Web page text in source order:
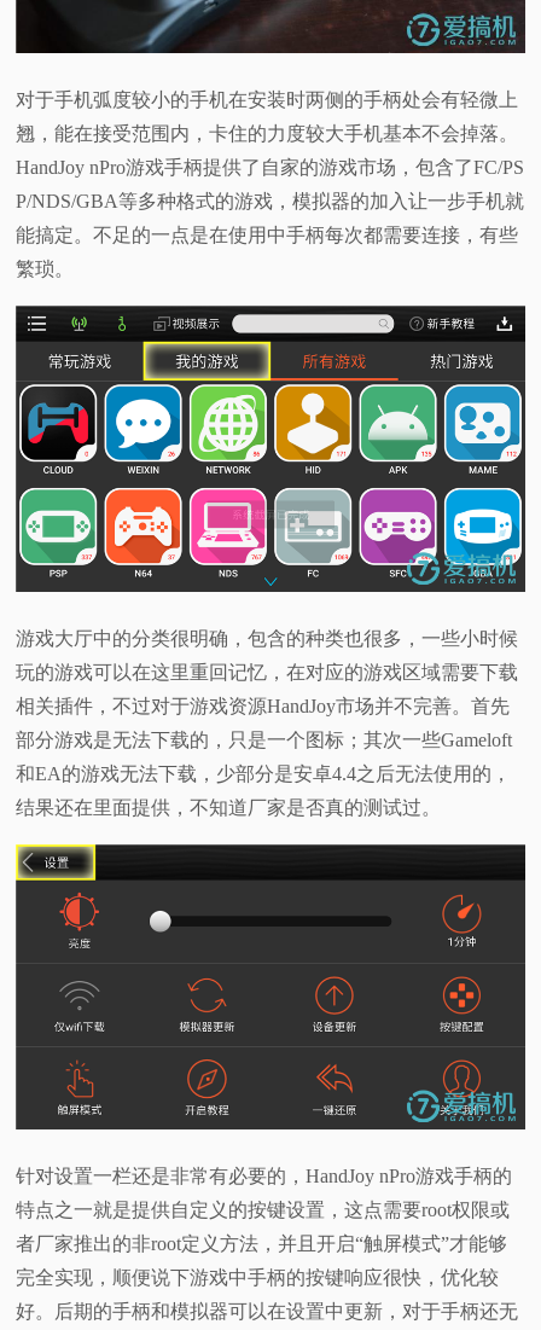
对于手机弧度较小的手机在安装时两侧的手柄处会有轻微上
翘，能在接受范围内，卡住的力度较大手机基本不会掉落。
HandJoy nPro游戏手柄提供了自家的游戏市场，包含了FC/PS
P/NDS/GBA等多种格式的游戏，模拟器的加入让一步手机就
能搞定。不足的一点是在使用中手柄每次都需要连接，有些
繁琐。
游戏大厅中的分类很明确，包含的种类也很多，一些小时候
玩的游戏可以在这里重回记忆，在对应的游戏区域需要下载
相关插件，不过对于游戏资源HandJoy市场并不完善。首先
部分游戏是无法下载的，只是一个图标；其次一些Gameloft
和EA的游戏无法下载，少部分是安卓4.4之后无法使用的，
结果还在里面提供，不知道厂家是否真的测试过。
针对设置一栏还是非常有必要的，HandJoy nPro游戏手柄的
特点之一就是提供自定义的按键设置，这点需要root权限或
者厂家推出的非root定义方法，并且开启“触屏模式”才能够
完全实现，顺便说下游戏中手柄的按键响应很快，优化较
好。后期的手柄和模拟器可以在设置中更新，对于手柄还无